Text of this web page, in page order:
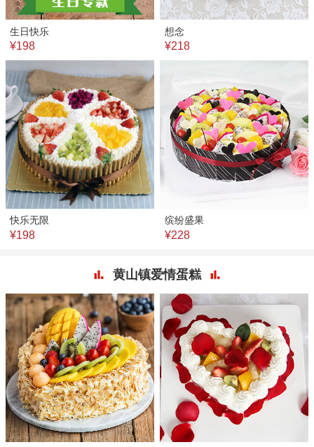
生日快乐
¥198
想念
¥218
快乐无限
¥198
缤纷盛果
¥228
黄山镇爱情蛋糕